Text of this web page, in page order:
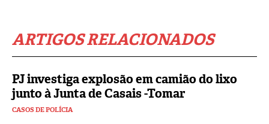
ARTIGOS RELACIONADOS
PJ investiga explosão em camião do lixo
junto à Junta de Casais -Tomar
CASOS DE POLÍCIA